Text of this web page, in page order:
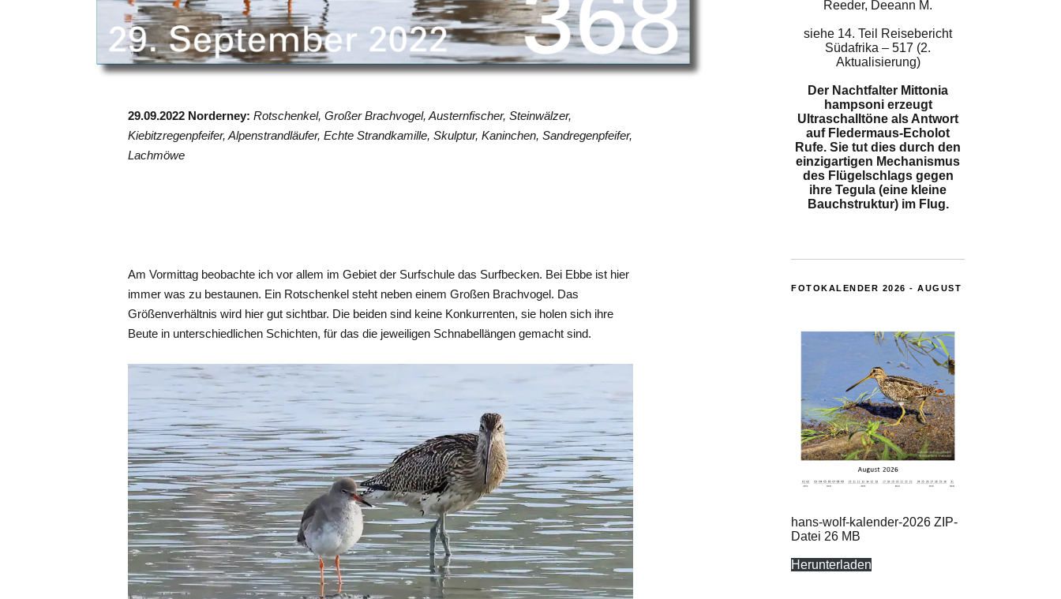
29.09.2022 Norderney: Rotschenkel, Großer Brachvogel, Austernfischer, Steinwälzer,
Kiebitzregenpfeifer, Alpenstrandläufer, Echte Strandkamille, Skulptur, Kaninchen, Sandregenpfeifer,
Lachmöwe
Am Vormittag beobachte ich vor allem im Gebiet der Surfschule das Surfbecken. Bei Ebbe ist hier
immer was zu bestaunen. Ein Rotschenkel steht neben einem Großen Brachvogel. Das
Größenverhältnis wird hier gut sichtbar. Die beiden sind keine Konkurrenten, sie holen sich ihre
Beute in unterschiedlichen Schichten, für das die jeweiligen Schnabellängen gemacht sind.
Reeder, Deeann M.
siehe 14. Teil Reisebericht
Südafrika – 517 (2.
Aktualisierung)
Der Nachtfalter Mittonia
hampsoni erzeugt
Ultraschalltöne als Antwort
auf Fledermaus-Echolot
Rufe. Sie tut dies durch den
einzigartigen Mechanismus
des Flügelschlags gegen
ihre Tegula (eine kleine
Bauchstruktur) im Flug.
FOTOKALENDER 2026 - AUGUST
hans-wolf-kalender-2026 ZIP-
Datei 26 MB
Herunterladen